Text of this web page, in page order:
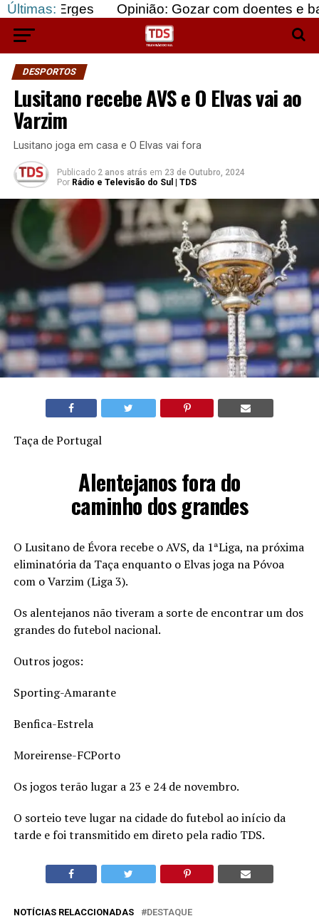
Últimas:Opinião: Gozar com doentes e bajular os
DESPORTOS
Lusitano recebe AVS e O Elvas vai ao
Varzim
Lusitano joga em casa e O Elvas vai fora
Publicado 2 anos atrás em 23 de Outubro, 2024
Por Rádio e Televisão do Sul | TDS
Taça de Portugal
Alentejanos fora do
caminho dos grandes
O Lusitano de Évora recebe o AVS, da 1ªLiga, na próxima
eliminatória da Taça enquanto o Elvas joga na Póvoa
com o Varzim (Liga 3).
Os alentejanos não tiveram a sorte de encontrar um dos
grandes do futebol nacional.
Outros jogos:
Sporting-Amarante
Benfica-Estrela
Moreirense-FCPorto
Os jogos terão lugar a 23 e 24 de novembro.
O sorteio teve lugar na cidade do futebol ao início da
tarde e foi transmitido em direto pela radio TDS.
NOTÍCIAS RELACCIONADAS DESTAQUE